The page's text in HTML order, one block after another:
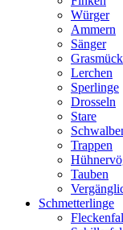
Würger
Ammern
Sänger
Lerchen
Sperlinge
Drosseln
Stare
Trappen
Tauben
Schmetterlinge